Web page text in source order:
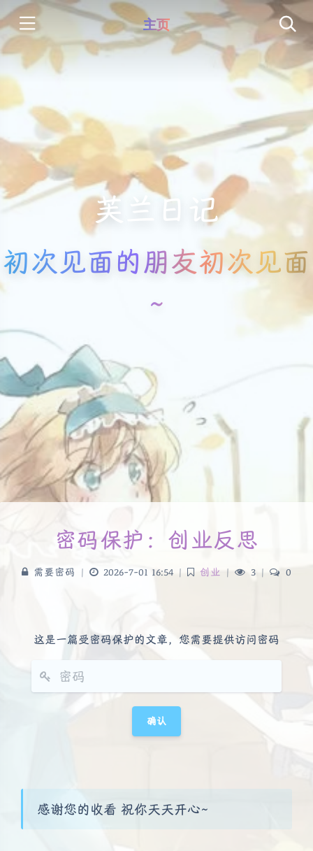
主页
芙兰日记
初次见面的朋友初次见面
~
密码保护：创业反思
需要密码 | 2026-7-01 16:54 | 创业 | 3 | 0
这是一篇受密码保护的文章，您需要提供访问密码
感谢您的收看 祝你天天开心~